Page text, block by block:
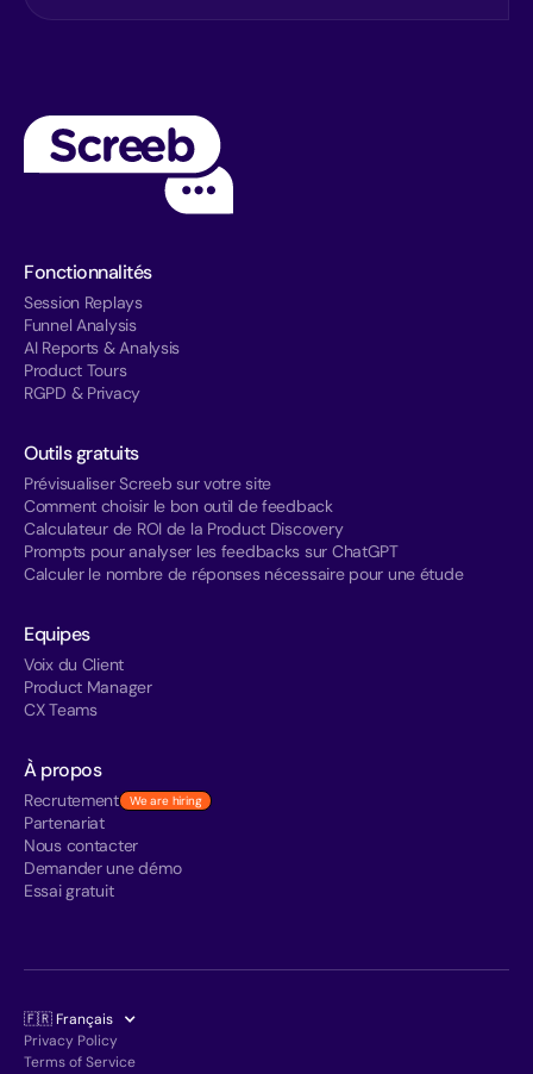
Fonctionnalités
Session Replays
Funnel Analysis
AI Reports & Analysis
Product Tours
RGPD & Privacy
Outils gratuits
Prévisualiser Screeb sur votre site
Comment choisir le bon outil de feedback
Calculateur de ROI de la Product Discovery
Prompts pour analyser les feedbacks sur ChatGPT
Calculer le nombre de réponses nécessaire pour une étude
Equipes
Voix du Client
Product Manager
CX Teams
À propos
Recrutement We are hiring
Partenariat
Nous contacter
Demander une démo
Essai gratuit
🇫🇷 Français
Privacy Policy
Terms of Service